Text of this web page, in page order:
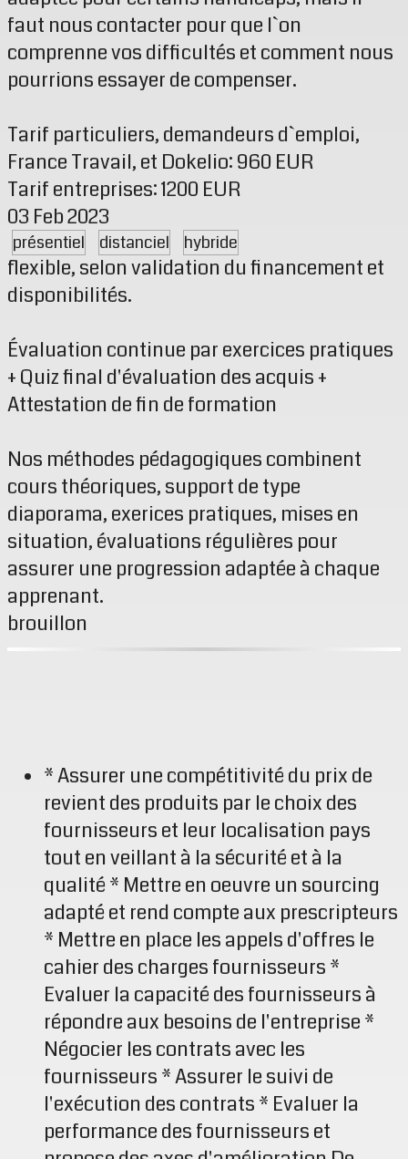
faut nous contacter pour que l`on
comprenne vos difficultés et comment nous
pourrions essayer de compenser.
Tarif particuliers, demandeurs d`emploi,
France Travail, et Dokelio: 960 EUR
Tarif entreprises: 1200 EUR
03 Feb 2023
présentiel distanciel hybride
flexible, selon validation du financement et
disponibilités.
Évaluation continue par exercices pratiques
+ Quiz final d'évaluation des acquis +
Attestation de fin de formation
Nos méthodes pédagogiques combinent
cours théoriques, support de type
diaporama, exerices pratiques, mises en
situation, évaluations régulières pour
assurer une progression adaptée à chaque
apprenant.
brouillon
* Assurer une compétitivité du prix de
revient des produits par le choix des
fournisseurs et leur localisation pays
tout en veillant à la sécurité et à la
qualité * Mettre en oeuvre un sourcing
adapté et rend compte aux prescripteurs
* Mettre en place les appels d'offres le
cahier des charges fournisseurs *
Evaluer la capacité des fournisseurs à
répondre aux besoins de l'entreprise *
Négocier les contrats avec les
fournisseurs * Assurer le suivi de
l'exécution des contrats * Evaluer la
performance des fournisseurs et